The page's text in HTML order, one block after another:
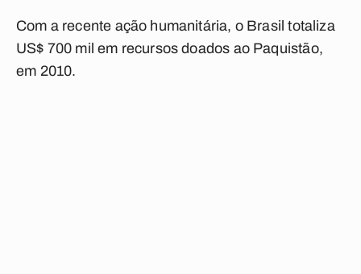
Com a recente ação humanitária, o Brasil totaliza
US$ 700 mil em recursos doados ao Paquistão,
em 2010.